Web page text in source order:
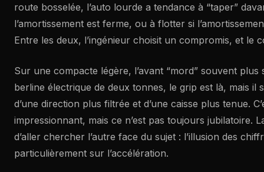
route bosselée, l’auto lourde a tendance à “taper”
l’amortissement est ferme, ou à flotter si
Entre les deux, l’ingénieur choisit un compromis, et le
Sur une compacte légère, l’avant “mord” souvent
berline électrique de deux tonnes, le grip est là, mais il
d’une direction plus filtrée et d’une caisse plus tenue.
impressionnant, mais ce n’est pas toujours jubilatoire.
d’aller chercher l’autre face du sujet : l’illusion des
particulièrement sur l’accélération.